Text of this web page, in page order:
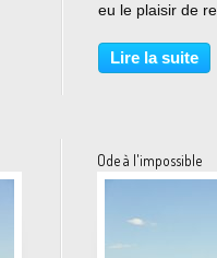
eu le plaisir de
Cognac dont la
garantie
Lire la suite
Ode à l'impossible